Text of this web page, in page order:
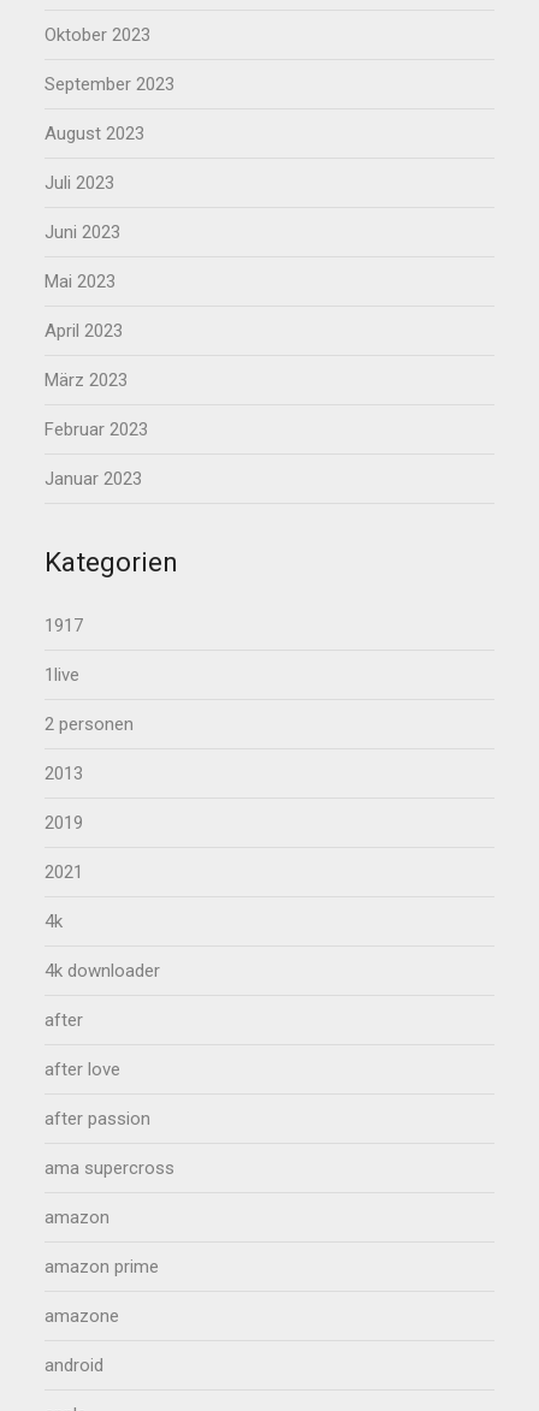
Oktober 2023
September 2023
August 2023
Juli 2023
Juni 2023
Mai 2023
April 2023
März 2023
Februar 2023
Januar 2023
Kategorien
1917
1live
2 personen
2013
2019
2021
4k
4k downloader
after
after love
after passion
ama supercross
amazon
amazon prime
amazone
android